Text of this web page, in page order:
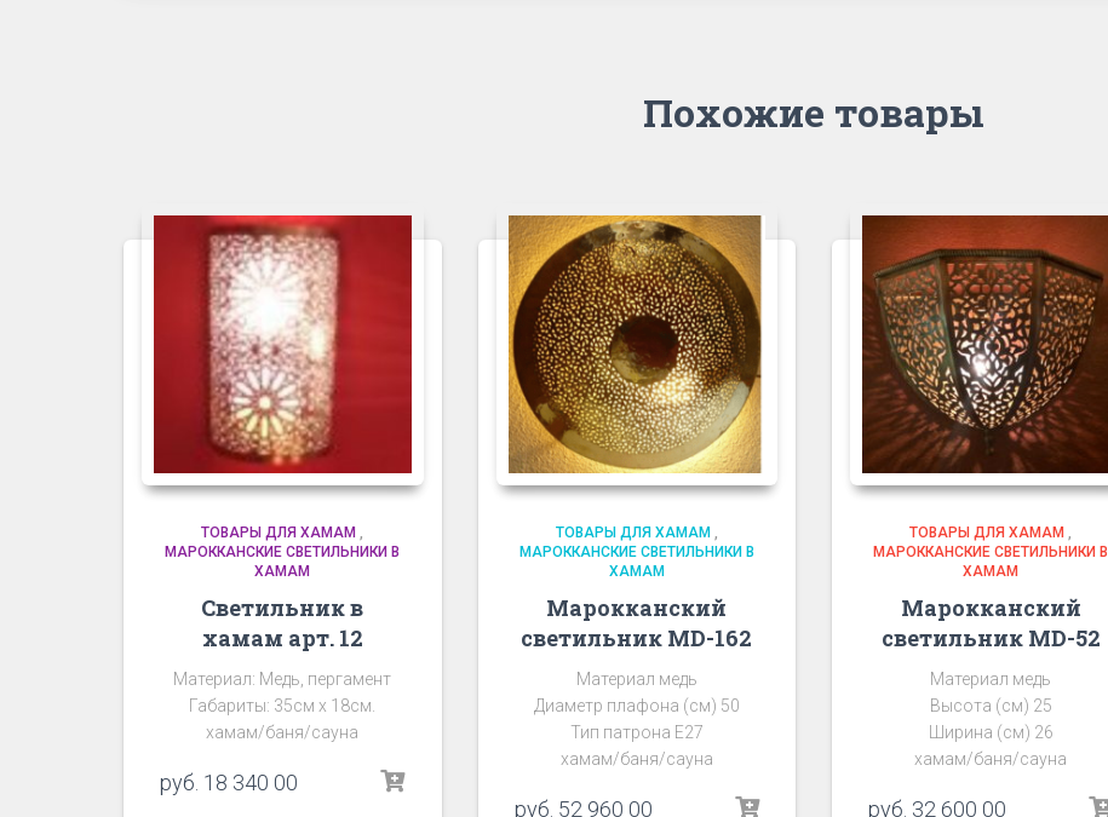
Похожие товары
ТОВАРЫ ДЛЯ ХАМАМ
МАРОККАНСКИЕ СВЕТИЛЬНИКИ В
ХАМАМ
Светильник в
хамам арт. 12
Материал: Медь, пергамент
Габариты: 35см х 18см.
хамам/баня/сауна
руб. 18 340 00
ТОВАРЫ ДЛЯ ХАМАМ,
МАРОККАНСКИЕ СВЕТИЛЬНИКИ В
ХАМАМ
Марокканский
светильник MD-162
Материал медь
Диаметр плафона (см) 50
Тип патрона Е27
хамам/баня/сауна
руб. 52 960 00
ТОВАРЫ ДЛЯ ХАМАМ
МАРОККАНСКИЕ СВЕТИЛЬНИКИ В
ХАМАМ
Марокканский
светильник MD-52
Материал медь
Высота (см) 25
Ширина (см) 26
хамам/баня/сауна
руб. 32 600 00